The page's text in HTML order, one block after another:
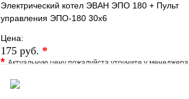
Электрический котел ЭВАН ЭПО 180 + Пульт
управления ЭПО-180 30х6
Цена:
175 руб. *
*Актуальную цену пожалуйста уточните у менеджера
В избранное